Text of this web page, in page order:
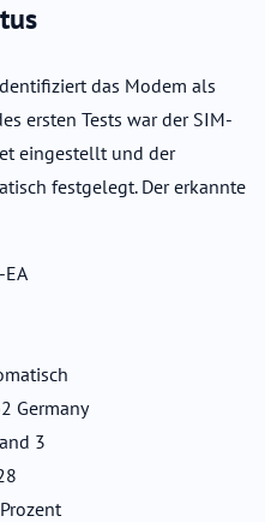
das Modem als
ersten Tests war der SIM-
eingestellt und der
festgelegt. Der erkannte
Germany
3